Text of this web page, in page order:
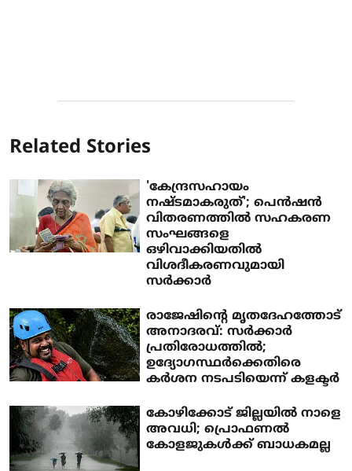
Related Stories
'കേന്ദ്രസഹായം
നഷ്ടമാകരുത്'; പെന്‍ഷന്‍
വിതരണത്തില്‍ സഹകരണ
സംഘങ്ങളെ
ഒഴിവാക്കിയതില്‍
വിശദീകരണവുമായി
സര്‍ക്കാര്‍
രാജേഷിന്റെ മൃതദേഹത്തോട്
അനാദരവ്: സർക്കാർ
പ്രതിരോധത്തിൽ;
ഉദ്യോഗസ്ഥർക്കെതിരെ
കർശന നടപടിയെന്ന് കളക്ടർ
കോഴിക്കോട് ജില്ലയില്‍ നാളെ
അവധി; പ്രൊഫണല്‍
കോളജുകള്‍ക്ക് ബാധകമല്ല